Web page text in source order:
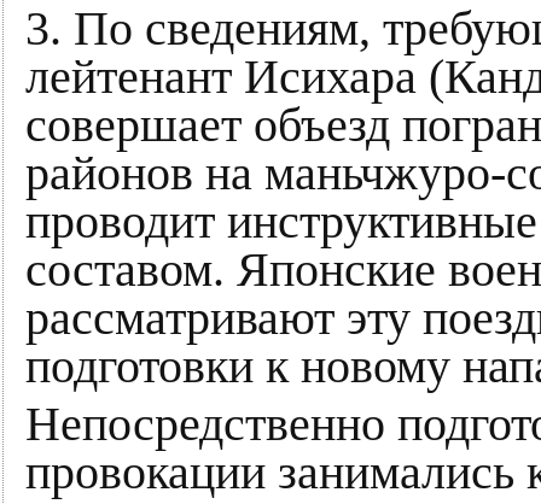
3. По сведениям,
лейтенант Исихара
совершает объезд
районов на маньчжуро-
проводит
составом. Японские
рассматривают эту
подготовки к новому
Непосредственно
провокации занимались